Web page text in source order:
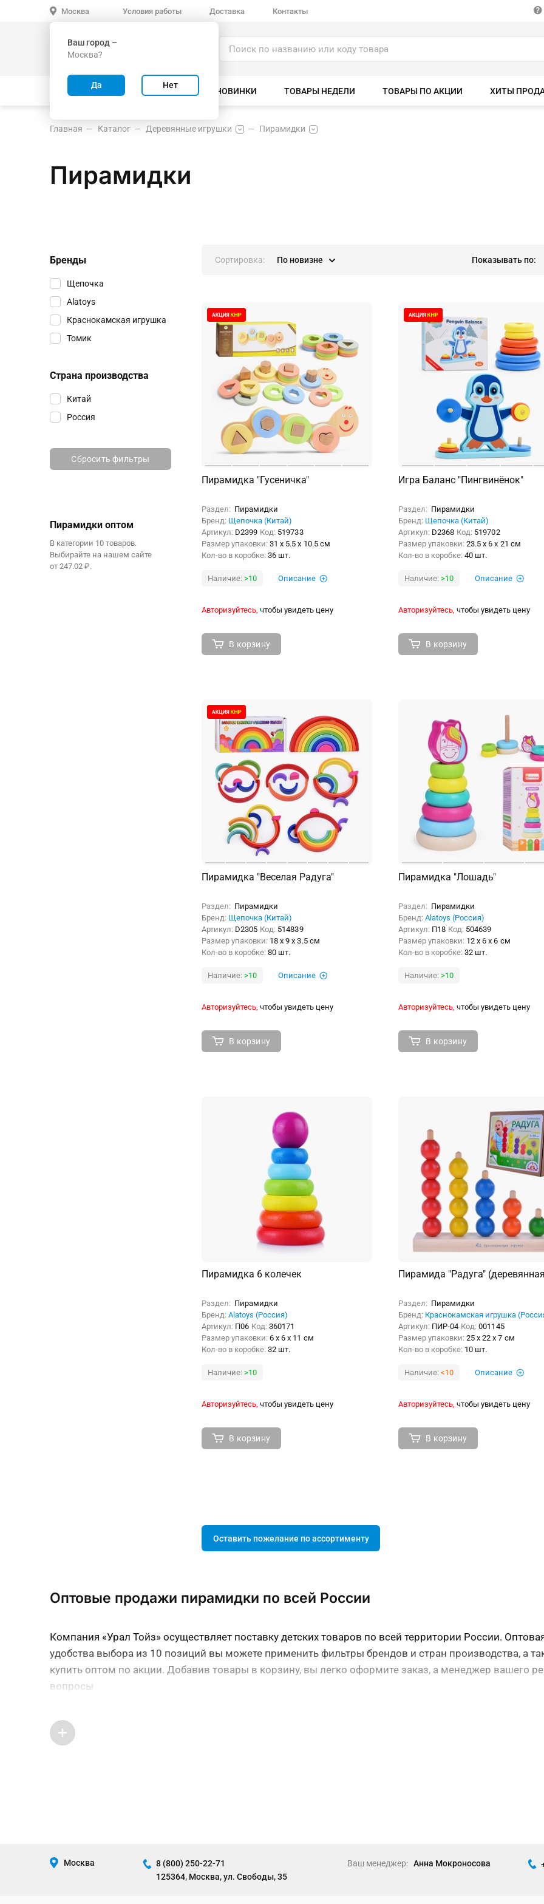
Москва
Ваш город –
Москва?
Да Нет
Условия работы Доставка Контакты
ВСЕ ТОВАРЫ ВЕЛОСИПЕДЫ НОВИНКИ ТОВАРЫ НЕДЕЛИ ТОВАРЫ ПО АКЦИИ ХИТЫ
Главная Каталог Деревянные игрушки Пирамидки
Пирамидки
Бренды
Щепочка
Alatoys
Краснокамская игрушка
Томик
Страна производства
Китай
Россия
Сбросить фильтры
Пирамидки оптом
В категории 10 товаров.
Выбирайте на нашем сайте
от 247.02 ₽.
Сортировка: По новизне Показывать по:
Пирамидка "Гусеничка"
Раздел: Пирамидки
Бренд: Щепочка (Китай)
Артикул: D2399 Код: 519733
Размер упаковки: 31 x 5.5 x 10.5 см
Кол-во в коробке: 36 шт.
Наличие: >10 Описание
Авторизуйтесь, чтобы увидеть цену
В корзину
Игра Баланс "Пингвинёнок"
Раздел: Пирамидки
Бренд: Щепочка (Китай)
Артикул: D2368 Код: 519702
Размер упаковки: 23.5 x 6 x 21 см
Кол-во в коробке: 40 шт.
Наличие: >10 Описание
Авторизуйтесь, чтобы увидеть цену
В корзину
Пирамидка "Веселая Радуга"
Раздел: Пирамидки
Бренд: Щепочка (Китай)
Артикул: D2305 Код: 514839
Размер упаковки: 18 x 9 x 3.5 см
Кол-во в коробке: 80 шт.
Наличие: >10 Описание
Авторизуйтесь, чтобы увидеть цену
В корзину
Пирамидка "Лошадь"
Раздел: Пирамидки
Бренд: Alatoys (Россия)
Артикул: П18 Код: 504639
Размер упаковки: 12 x 6 x 6 см
Кол-во в коробке: 32 шт.
Наличие: >10
Авторизуйтесь, чтобы увидеть цену
В корзину
Пирамидка 6 колечек
Раздел: Пирамидки
Бренд: Alatoys (Россия)
Артикул: П06 Код:360171
Размер упаковки: 6 x 6 x 11 см
Кол-во в коробке: 32 шт.
Наличие: >10
Авторизуйтесь, чтобы увидеть цену
В корзину
Пирамида "Радуга"
Раздел: Пирамидки
Бренд: Краснокамская игрушка
Артикул: ПИР-04 Код:001145
Размер упаковки: 25 x 22 x 7 см
Кол-во в коробке: 10 шт.
Наличие: <10 Описание
Авторизуйтесь, чтобы увидеть цену
В корзину
Оставить пожелание по ассортименту
Оптовые продажи пирамидки по всей России
Компания «Урал Тойз» осуществляет поставку детских товаров по всей территории России.
удобства выбора из 10 позиций вы можете применить фильтры брендов и стран производства, а
купить оптом по акции. Добавив товары в корзину, вы легко оформите заказ, а менеджер вашего
вопросы
Москва
8 (800) 250-22-71
125364, Москва, ул. Свободы, 35
Ваш менеджер: Анна Мокроносова